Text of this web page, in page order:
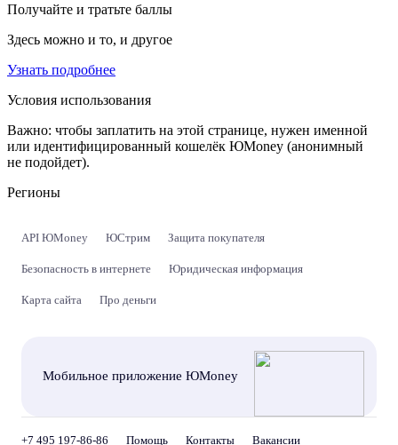
Получайте и тратьте баллы
Здесь можно и то, и другое
Узнать подробнее
Условия использования
Важно: чтобы заплатить на этой странице, нужен именной
или идентифицированный кошелёк ЮMoney (анонимный
не подойдет).
Регионы
API ЮMoney ЮСтрим Защита покупателя
Безопасность в интернете Юридическая информация
Карта сайта Про деньги
Мобильное приложение ЮMoney
+7 495 197-86-86 Помощь Контакты Вакансии